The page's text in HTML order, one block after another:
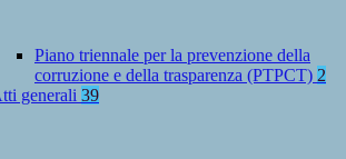
Piano triennale per la prevenzione della
corruzione e della trasparenza (PTPCT) 2
generali 39